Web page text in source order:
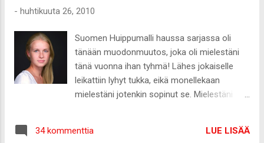
sitä ja huomata että sillä on ollut ikävä mua.
aika vaikea luonne, koska on niin arka ja sillä
kestää saada luottamusta muihin. Muiden
koirien juoksujen takia se joutuu usein
yöpymään isossa häkissä ja käymään ulkona
erikseen. Ei se tee koiralle hyvää ja se on
kestämään varmaankin syksyyn, kunnes
- huhtikuuta 26, 2010
Suomen Huippumalli haussa sarjassa oli
tänään muodonmuutos, joka oli mielestäni
tänä vuonna ihan tyhmä! Lähes jokaiselle
leikattiin lyhyt tukka, eikä monellekaan
mielestäni jotenkin sopinut se. Mielestäni
Ennen Jälkeen Jos hiusmuotoilija olisi ollut
34 kommenttia LUE LISÄÄ